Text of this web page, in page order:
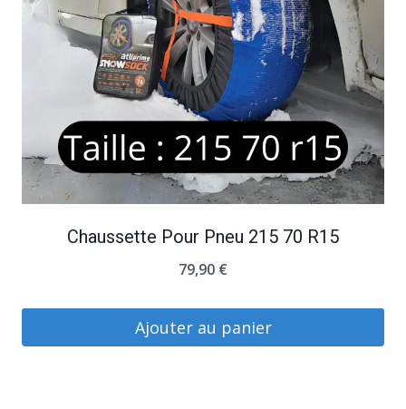
Chaussette Pour Pneu 215 70 R15
79,90 €
Ajouter au panier